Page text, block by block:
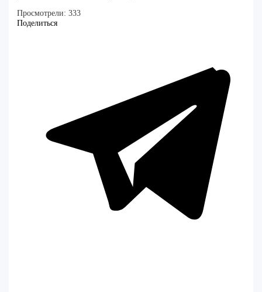
Просмотрели: 333
Поделиться